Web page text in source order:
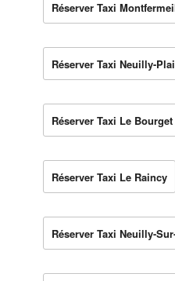
Réserver Taxi
Réserver Taxi Neuilly-
Réserver Taxi Le Bourget
Réserver Taxi Le Raincy
Réserver Taxi Neuilly-